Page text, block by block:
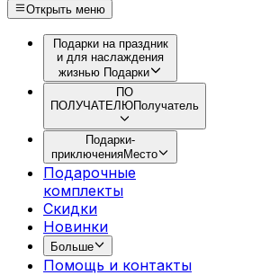
Открыть меню
Подарки на праздник
и для наслаждения
жизнью Подарки
ПО
ПОЛУЧАТЕЛЮПолучатель
Подарки-
приключенияМесто
Подарочные
комплекты
Скидки
Новинки
Больше
Помощь и контакты